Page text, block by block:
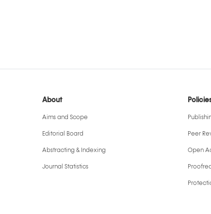
About
Aims and Scope
Editorial Board
Abstracting & Indexing
Journal Statistics
Peer
Open